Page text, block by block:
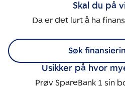
Skal du på
Da er det lurt å ha
Søk
Usikker på hvor
Prøv SpareBank 1 sin